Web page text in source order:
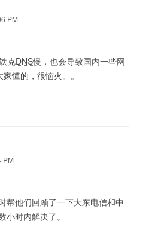
PM
克DNS慢，也会导致国内一些网
家懂的，很恼火。。
PM
帮他们回顾了一下大东电信和中
时内解决了。